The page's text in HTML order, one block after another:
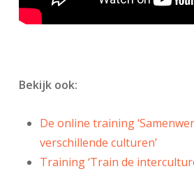
Bekijk ook:
De online training
verschillende culturen’
Training ‘Train de